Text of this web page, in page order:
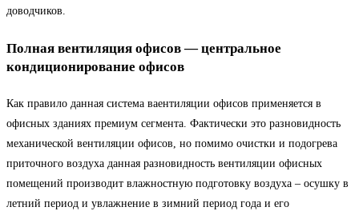
доводчиков.
Полная вентиляция офисов — центральное
кондиционирование офисов
Как правило данная система ваентиляции офисов применяется в
офисных зданиях премиум сегмента. Фактически это разновидность
механической вентиляции офисов, но помимо очистки и подогрева
приточного воздуха данная разновидность вентиляции офисных
помещений производит влажностную подготовку воздуха – осушку в
летний период и увлажнение в зимний период года и его